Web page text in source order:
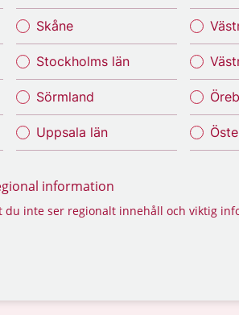
Skåne
Stockholms län
Sörmland
Uppsala län
information
du inte ser regionalt innehåll och viktig